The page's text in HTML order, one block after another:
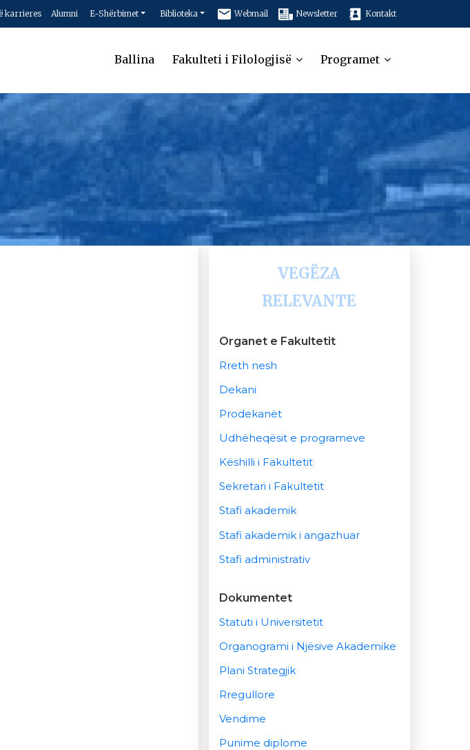
karrieres Alumni E-Shërbimet Biblioteka Webmail Newsletter Kontakt
Ballina Fakulteti i Filologjisë Programet
VEGËZA
RELEVANTE
Organet e Fakultetit
Rreth nesh
Dekani
Prodekanët
Udhëheqësit e programeve
Këshilli i Fakultetit
Sekretari i Fakultetit
Stafi akademik
Stafi akademik i angazhuar
Stafi administrativ
Dokumentet
Statuti i Universitetit
Organogrami i Njësive Akademike
Plani Strategjik
Rregullore
Vendime
Punime diplome